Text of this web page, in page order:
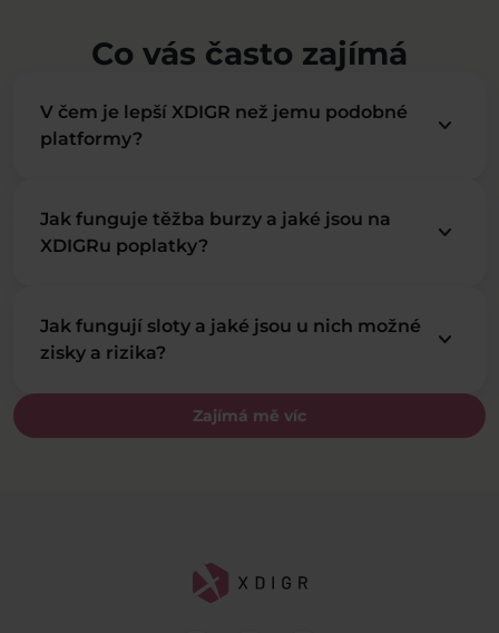
Co vás často zajímá
Zajímá mě víc
V čem je lepší XDIGR než jemu podobné
platformy?
keyboard_arrow_down
Jak funguje těžba burzy a jaké jsou na
XDIGRu poplatky?
keyboard_arrow_down
Jak fungují sloty a jaké jsou u nich možné
zisky a rizika?
keyboard_arrow_down